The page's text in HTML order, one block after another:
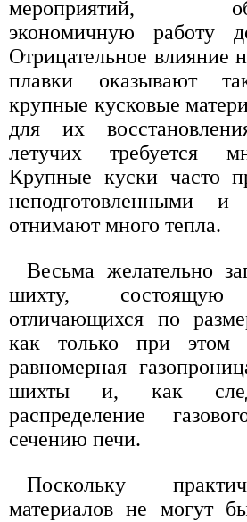
мероприятий,
экономичную работу
Отрицательное влияние
плавки оказывают
крупные кусковые
для их
летучих требуется
Крупные куски часто
неподготовленными
отнимают много тепла.
Весьма желательно
шихту,
отличающихся по
как только при этом
равномерная
шихты и, как
распределение
сечению печи.
Поскольку
материалов не могут